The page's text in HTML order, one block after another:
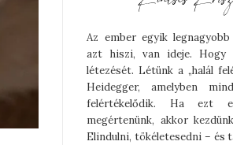
Az ember egyik
azt hiszi, van ideje. Hogy
létezését. Létünk a „halál
Heidegger, amelyben
felértékelődik. Ha ezt
megértenünk, akkor
Elindulni, tökéletesedni – és